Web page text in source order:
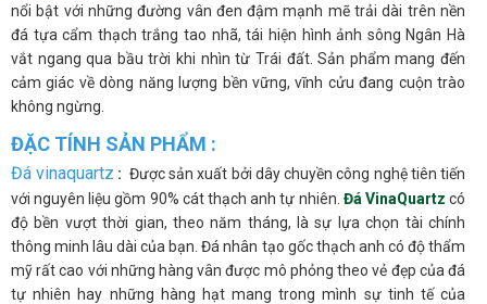
nổi bật với những đường vân đen đậm mạnh mẽ trải dài trên nền
đá tựa cẩm thạch trắng tao nhã, tái hiện hình ảnh sông Ngân Hà
vắt ngang qua bầu trời khi nhìn từ Trái đất. Sản phẩm mang đến
cảm giác về dòng năng lượng bền vững, vĩnh cửu đang cuộn trào
không ngừng.
ĐẶC TÍNH SẢN PHẨM :
Đá vinaquartz : Được sản xuất bởi dây chuyền công nghệ tiên tiến
với nguyên liệu gồm 90% cát thạch anh tự nhiên. Đá VinaQuartz có
độ bền vượt thời gian, theo năm tháng, là sự lựa chọn tài chính
thông minh lâu dài của bạn. Đá nhân tạo gốc thạch anh có độ thẩm
mỹ rất cao với những hàng vân được mô phỏng theo vẻ đẹp của đá
tự nhiên hay những hàng hạt mang trong mình sự tinh tế của